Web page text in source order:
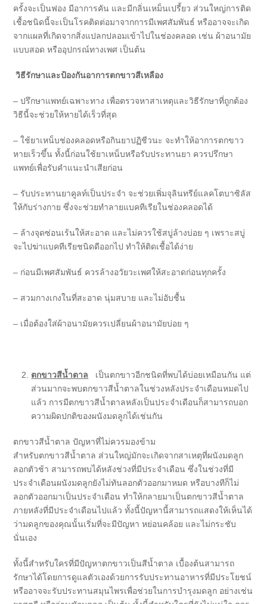
ครั้งจะเป็นฟอง มีอาการคัน และมีกลิ่นเหม็นเปรี้ยว ส่วนใหญ่การติด
เชื้อชนิดนี้จะเป็นโรคติดต่อมาจากการมีเพศสัมพันธ์ หรืออาจจะเกิด
จากแผลที่เกิดจากสิ่งแปลกปลอมเข้าไปในช่องคลอด เช่น ผ้าอนามัย
แบบสอด หรืออุปกรณ์ทางเพศ เป็นต้น
วิธีรักษาและป้องกันอาการตกขาวสีเหลือง
– ปรึกษาแพทย์เฉพาะทาง เพื่อตรวจหาสาเหตุและวิธีรักษาที่ถูกต้อง
วิธีนี้จะช่วยให้หายได้เร็วที่สุด
– ใช้ยาเหน็บช่องคลอดหรือกินยาปฏิชีวนะ จะทำให้อาการตกขาว
หายเร็วขึ้น ทั้งนี้ก่อนใช้ยาเหน็บหรือรับประทานยา ควรปรึกษา
แพทย์เพื่อรับคำแนะนำเสียก่อน
– รับประทานยาคูลท์เป็นประจำ จะช่วยเพิ่มจุลินทรีย์แลคโตบาซิลัส
ให้กับร่างกาย ซึ่งจะช่วยทำลายแบคทีเรียในช่องคลอดได้
– ล้างจุดซ่อนเร้นให้สะอาด และไม่ควรใช้สบู่ล้างบ่อย ๆ เพราะสบู่
จะไปฆ่าแบคทีเรียชนิดดีออกไป ทำให้ติดเชื้อได้ง่าย
– ก่อนมีเพศสัมพันธ์ ควรล้างอวัยวะเพศให้สะอาดก่อนทุกครั้ง
– สวมกางเกงในที่สะอาด นุ่มสบาย และไม่อับชื้น
– เมื่อต้องใส่ผ้าอนามัยควรเปลี่ยนผ้าอนามัยบ่อย ๆ
ตกขาวสีน้ำตาล
เป็นตกขาวอีกชนิดที่พบได้บ่อยเหมือนกัน แต่
ส่วนมากจะพบตกขาวสีน้ำตาลในช่วงหลังประจำเดือนหมดไป
แล้ว การมีตกขาวสีน้ำตาลหลังเป็นประจำเดือนก็สามารถบอก
ความผิดปกติของผนังมดลูกได้เช่นกัน
ตกขาวสีน้ำตาล ปัญหาที่ไม่ควรมองข้าม
สำหรับตกขาวสีน้ำตาล ส่วนใหญ่มักจะเกิดจากสาเหตุที่ผนังมดลูก
ลอกตัวช้า สามารถพบได้หลังช่วงที่มีประจำเดือน ซึ่งในช่วงที่มี
ประจำเดือนผนังมดลูกยังไม่ทันลอกตัวออกมาหมด หรือบางทีก็ไม่
ลอกตัวออกมาเป็นประจำเดือน ทำให้กลายมาเป็นตกขาวสีน้ำตาล
ภายหลังที่มีประจำเดือนไปแล้ว ทั้งนี้ปัญหานี้สามารถแสดงให้เห็นได้
ว่ามดลูกของคุณนั้นเริ่มที่จะมีปัญหา หย่อนคล้อย และไม่กระชับ
นั่นเอง
ทั้งนี้สำหรับใครที่มีปัญหาตกขาวเป็นสีน้ำตาล เบื้องต้นสามารถ
รักษาได้โดยการดูแลตัวเองด้วยการรับประทานอาหารที่มีประโยชน์
หรืออาจจะรับประทานสมุนไพรเพื่อช่วยในการบำรุงมดลูก อย่างเช่น